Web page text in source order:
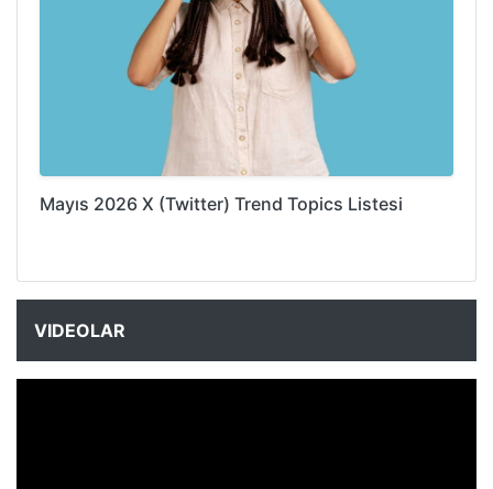
Mayıs 2026 X (Twitter) Trend Topics Listesi
VIDEOLAR